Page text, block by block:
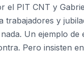
el PIT CNT y
trabajadores y
Un ejemplo
Pero insisten